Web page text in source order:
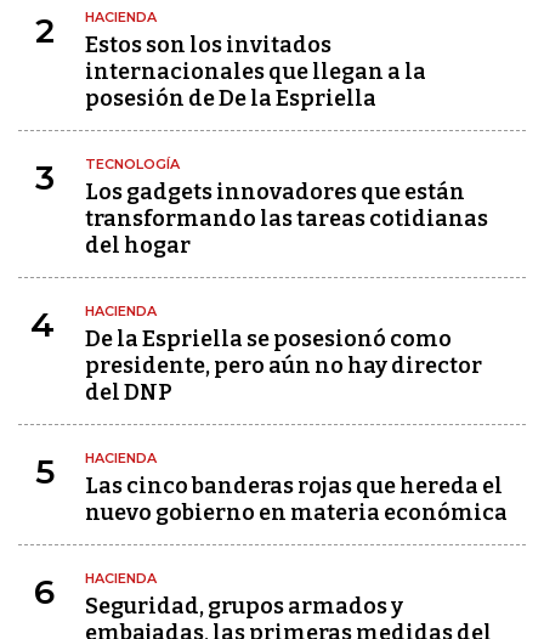
2 HACIENDA
Estos son los invitados
internacionales que llegan a la
posesión de De la Espriella
3 TECNOLOGÍA
Los gadgets innovadores que están
transformando las tareas cotidianas
del hogar
4 HACIENDA
De la Espriella se posesionó como
presidente, pero aún no hay director
del DNP
5 HACIENDA
Las cinco banderas rojas que hereda el
nuevo gobierno en materia económica
6 HACIENDA
Seguridad, grupos armados y
embajadas, las primeras medidas del